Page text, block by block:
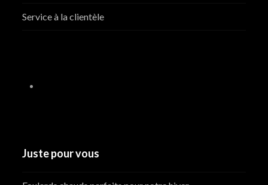
Service à la clientèle
Juste pour vous